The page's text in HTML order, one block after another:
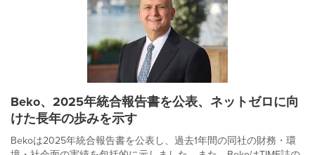
Beko、2025年統合報告書を公表、ネットゼロに向
けた長年の歩みを示す
Bekoは2025年統合報告書を公表し、過去1年間の同社の財務・環